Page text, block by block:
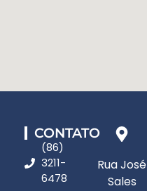
(86)
3211-
6478
CONTATO
Rua José
Sales